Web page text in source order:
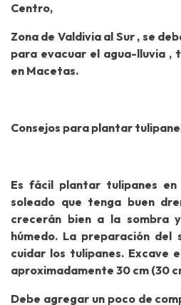
Centro,
Zona de Valdivia al Sur , se
para evacuar el agua-lluvia ,
en Macetas.
Consejos para plantar
Es fácil plantar tulipanes
soleado que tenga buen
crecerán bien a la sombra
húmedo. La preparación
cuidar los tulipanes. Excave
aproximadamente 30 cm (30
Debe agregar un poco de